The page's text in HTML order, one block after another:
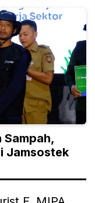
Sampah,
Jamsostek